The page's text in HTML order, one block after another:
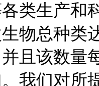
类生产和
物总种类
且该数量
我们对所